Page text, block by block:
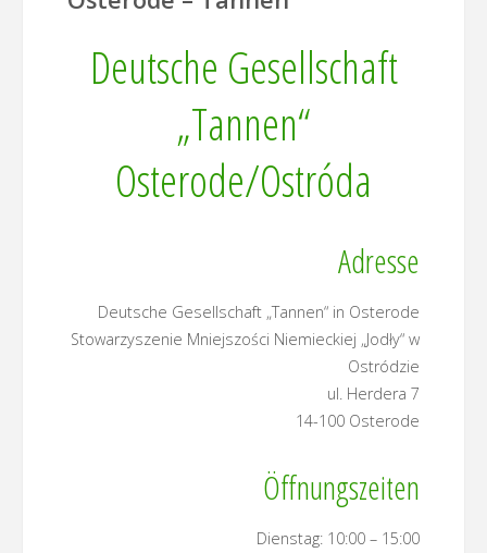
Deutsche Gesellschaft
„Tannen“
Osterode/Ostróda
Adresse
Deutsche Gesellschaft „Tannen“ in Osterode
Stowarzyszenie Mniejszości Niemieckiej „Jodły“ w
Ostródzie
ul. Herdera 7
14-100 Osterode
Öffnungszeiten
Dienstag: 10:00 – 15:00